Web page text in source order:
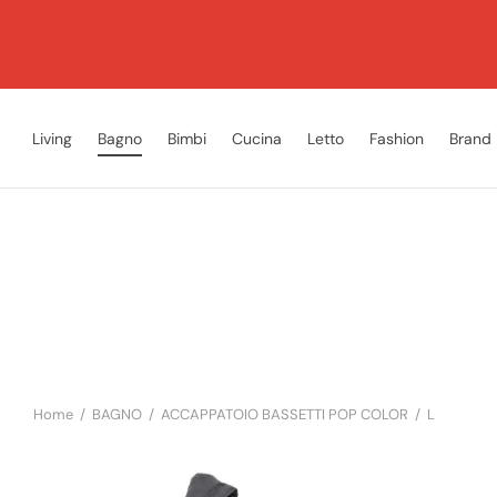
Living Bagno Bimbi Cucina Letto Fashion Brand
Home / BAGNO / ACCAPPATOIO BASSETTI POP COLOR / L